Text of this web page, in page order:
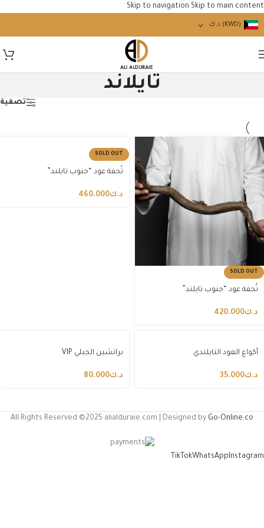
Skip to navigation Skip to main content
(KWD) د.ك
تايلاند
تصفية
SOLD OUT
تُحفة عود “جنوب تايلند”
د.ك420.000
SOLD OUT
تُحفة عود “جنوب تايلند”
د.ك460.000
أكواع العود التايلندي
د.ك35.000
براتشين الجبلي VIP
د.ك80.000
All Rights Reserved ©2025 alialduraie.com | Designed by Go-Online.co
Instagram
WhatsApp
TikTok